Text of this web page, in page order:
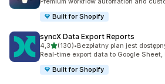
Built for Shopify
syncX Data Export Reports
4,3na 5 gwiazdek
(130)
Łączna liczba recenzji: 130
•Bezpłatny plan jest
Real-time export data to Google Sheet,
Built for Shopify